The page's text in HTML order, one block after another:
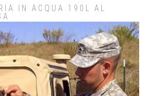
IN ACQUA 190L AL